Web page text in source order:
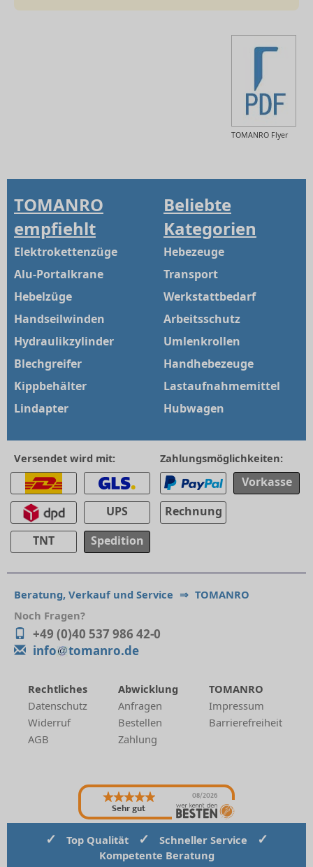
TOMANRO Flyer
TOMANRO
empfiehlt
Elektrokettenzüge
Alu-Portalkrane
Hebelzüge
Handseilwinden
Hydraulikzylinder
Blechgreifer
Kippbehälter
Lindapter
Beliebte
Kategorien
Hebezeuge
Transport
Werkstattbedarf
Arbeitsschutz
Umlenkrollen
Handhebezeuge
Lastaufnahmemittel
Hubwagen
Versendet wird mit:
UPS
TNT
Spedition
Zahlungsmöglichkeiten:
Vorkasse
Rechnung
Beratung, Verkauf und Service ⇒ TOMANRO
Noch Fragen?
+49 (0)40 537 986 42-0
info
tomanro.de
Rechtliches
Datenschutz
Widerruf
AGB
Abwicklung
Anfragen
Bestellen
Zahlung
TOMANRO
Impressum
Barrierefreiheit
Sehr gut
08/2026
✓ Top Qualität ✓ Schneller Service ✓
Kompetente Beratung